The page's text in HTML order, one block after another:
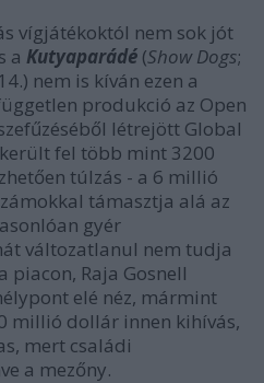
vígjátékoktól nem sok jót
a Kutyaparádé (Show Dogs;
nem is kíván ezen a
produkció az Open
létrejött Global
fel több mint 3200
túlzás - a 6 millió
támasztja alá az
gyér
változatlanul nem tudja
piacon, Raja Gosnell
elé néz, mármint
millió dollár innen kihívás,
mert családi
a mezőny.